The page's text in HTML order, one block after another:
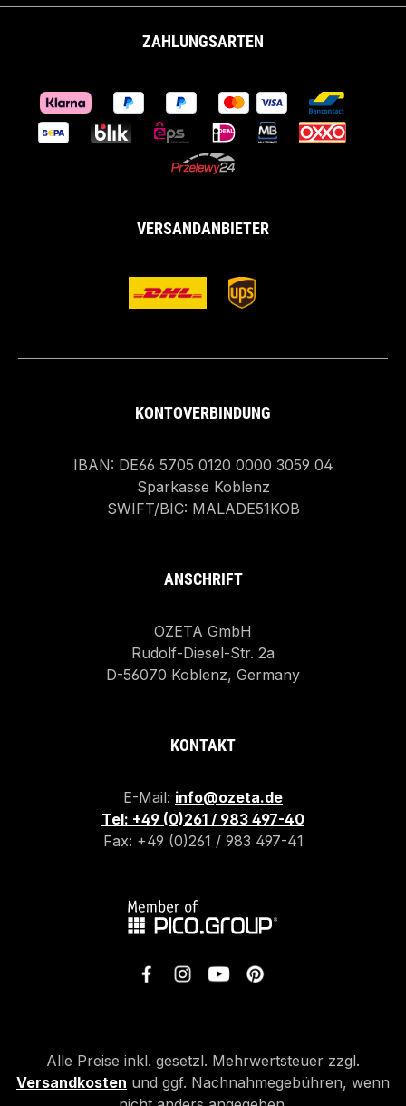
ZAHLUNGSARTEN
VERSANDANBIETER
KONTOVERBINDUNG
IBAN: DE66 5705 0120 0000 3059 04
Sparkasse Koblenz
SWIFT/BIC: MALADE51KOB
ANSCHRIFT
OZETA GmbH
Rudolf-Diesel-Str. 2a
D-56070 Koblenz, Germany
KONTAKT
E-Mail: info@ozeta.de
Tel: +49 (0)261 / 983 497-40
Fax: +49 (0)261 / 983 497-41
Alle Preise inkl. gesetzl. Mehrwertsteuer zzgl.
Versandkosten und ggf. Nachnahmegebühren, wenn